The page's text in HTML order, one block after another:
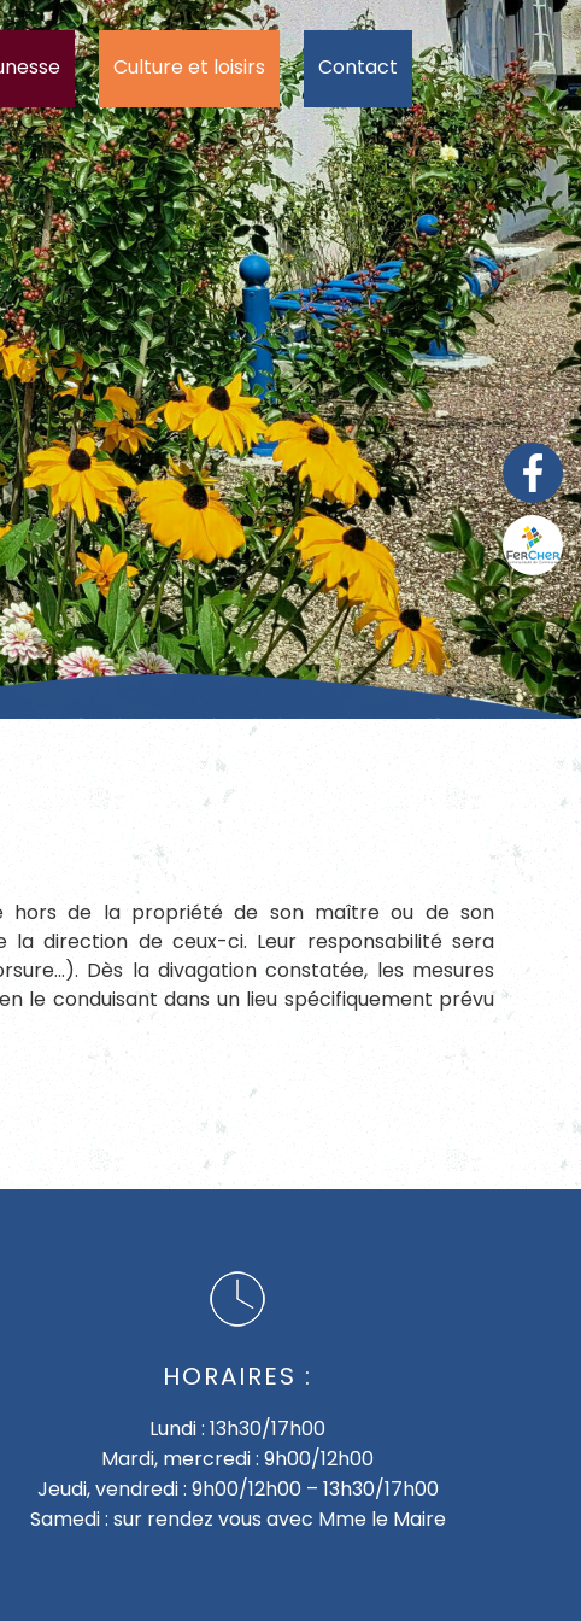
Culture et loisirs Contact
hors de la propriété de son maître ou de son
direction de ceux-ci. Leur responsabilité sera
Dès la divagation constatée, les mesures
le conduisant dans un lieu spécifiquement prévu
HORAIRES :
Lundi : 13h30/17h00
Mardi, mercredi : 9h00/12h00
Jeudi, vendredi : 9h00/12h00 – 13h30/17h00
Samedi : sur rendez vous avec Mme le Maire